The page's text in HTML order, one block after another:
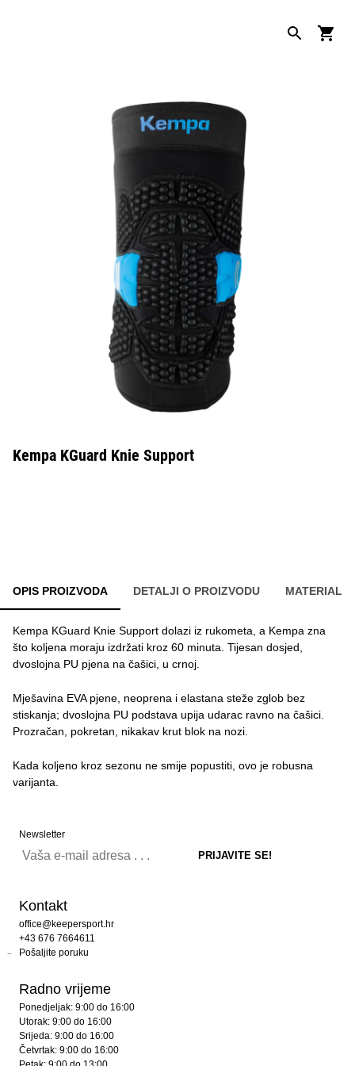
Kempa KGuard Knie Support
OPIS PROIZVODA DETALJI O PROIZVODU MATERIAL
Kempa KGuard Knie Support dolazi iz rukometa, a Kempa zna
što koljena moraju izdržati kroz 60 minuta. Tijesan dosjed,
dvoslojna PU pjena na čašici, u crnoj.
Mješavina EVA pjene, neoprena i elastana steže zglob bez
stiskanja; dvoslojna PU podstava upija udarac ravno na čašici.
Prozračan, pokretan, nikakav krut blok na nozi.
Kada koljeno kroz sezonu ne smije popustiti, ovo je robusna
varijanta.
Newsletter
Kontakt
office@keepersport.hr
+43 676 7664611
Pošaljite poruku
Radno vrijeme
Ponedjeljak: 9:00 do 16:00
Utorak: 9:00 do 16:00
Srijeda: 9:00 do 16:00
Četvrtak: 9:00 do 16:00